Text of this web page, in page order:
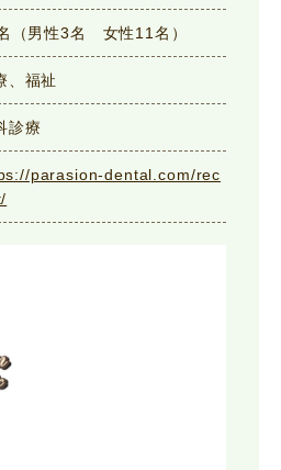
（男性3名 女性11名）
、福祉
診療
parasion-dental.com/rec